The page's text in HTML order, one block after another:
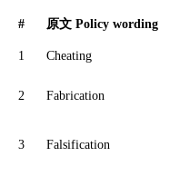
# 原文 Policy wording
1 Cheating
2 Fabrication
3 Falsification